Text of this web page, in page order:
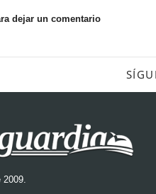
dejar un comentario
2009.